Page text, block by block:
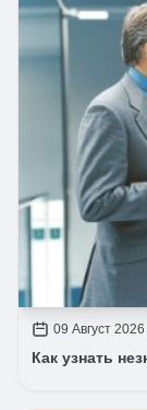
09 Август 2026
Как узнать